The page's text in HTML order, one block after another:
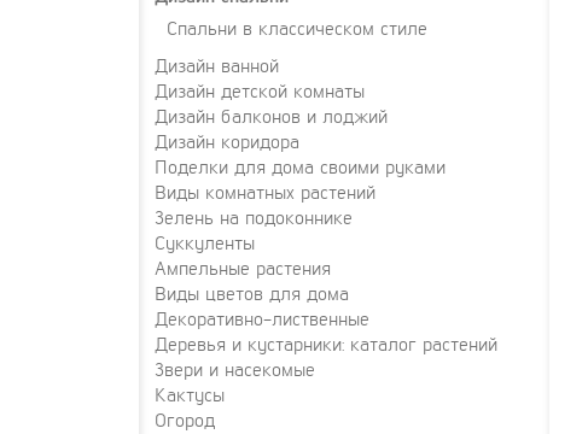
Спальни в классическом стиле
Дизайн ванной
Дизайн детской комнаты
Дизайн балконов и лоджий
Дизайн коридора
Поделки для дома своими руками
Виды комнатных растений
Зелень на подоконнике
Суккуленты
Ампельные растения
Виды цветов для дома
Декоративно-лиственные
Деревья и кустарники: каталог растений
Звери и насекомые
Кактусы
Огород